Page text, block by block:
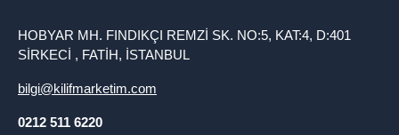
HOBYAR MH. FINDIKÇI REMZİ SK. NO:5, KAT:4, D:401
SİRKECİ , FATİH, İSTANBUL
bilgi@kilifmarketim.com
0212 511 6220